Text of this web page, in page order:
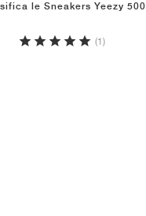
le Sneakers Yeezy 500
(1)